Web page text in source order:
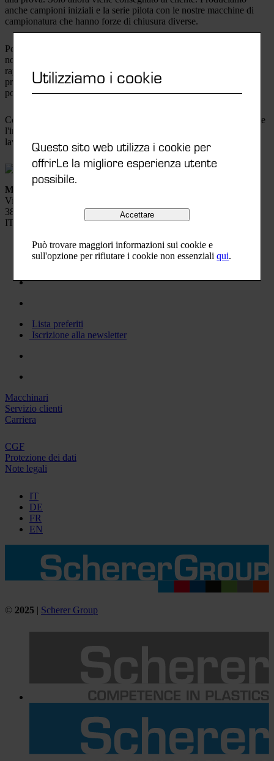
Utilizziamo i cookie
Questo sito web utilizza i cookie per
offrirLe la migliore esperienza utente
possibile.
Accettare
Può trovare maggiori informazioni sui cookie e
sull'opzione per rifiutare i cookie non essenzialiqui.
anche campioni iniziali e la serie pilota con le nostre macchine di
campionatura che hanno forze di chiusura diverse.
Poiché il campionamento iniziale e le serie pilota sono realizzati da
noi e controllati in loco, possiamo apportare modifiche in modo
rapido e semplice. Questo vi dà la garanzia che lo stampo sarà
pronto per l'uso subito dopo aver lasciato la nostra fabbrica e che
potrete iniziare immediatamente la produzione in serie.
Come cliente, vi coinvolgiamo continuamente nel processo: durante
l'intero progetto vi offriamo una visione approfondita del nostro
lavoro.
Mouldplast Srl
Via Marconi 2
38068 Rovereto (TN)
ITALIA
0039 0464 481711
info@mouldplast.eu
Lista preferiti
Iscrizione alla newsletter
Macchinari
Servizio clienti
Carriera
CGF
Protezione dei dati
Note legali
IT
DE
FR
EN
© 2025 | Scherer Group